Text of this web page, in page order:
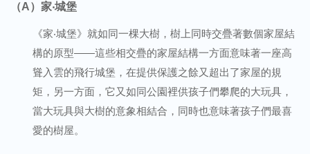
（A）家‧城堡
《家‧城堡》就如同一棵大樹，樹上同時交疊著數個家屋結
構的原型——這些相交疊的家屋結構一方面意味著一座高
聳入雲的飛行城堡，在提供保護之餘又超出了家屋的規
矩，另一方面，它又如同公園裡供孩子們攀爬的大玩具，
當大玩具與大樹的意象相結合，同時也意味著孩子們最喜
愛的樹屋。